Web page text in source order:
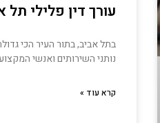
עורך דין פלילי תל
בתל אביב, בתור העיר הכי
נותני השירותים ואנשי
קרא עוד »